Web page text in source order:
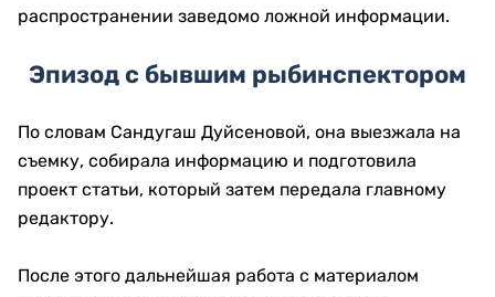
распространении заведомо ложной информации.
Эпизод с бывшим рыбинспектором
По словам Сандугаш Дуйсеновой, она выезжала на
съемку, собирала информацию и подготовила
проект статьи, который затем передала главному
редактору.
После этого дальнейшая работа с материалом